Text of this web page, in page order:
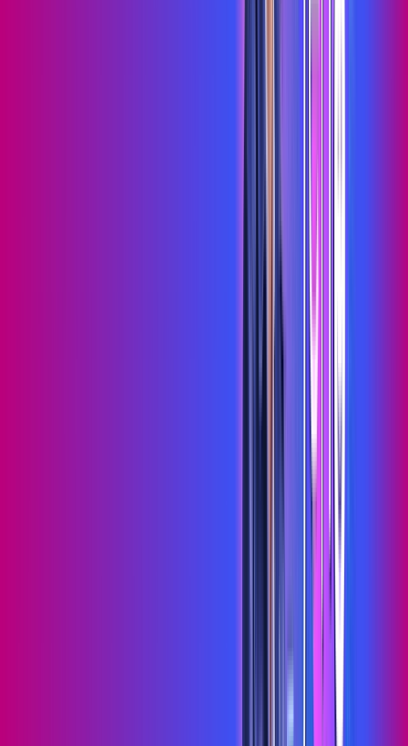
Wi-fi de alta performance para curtir e compartilhar à vontade